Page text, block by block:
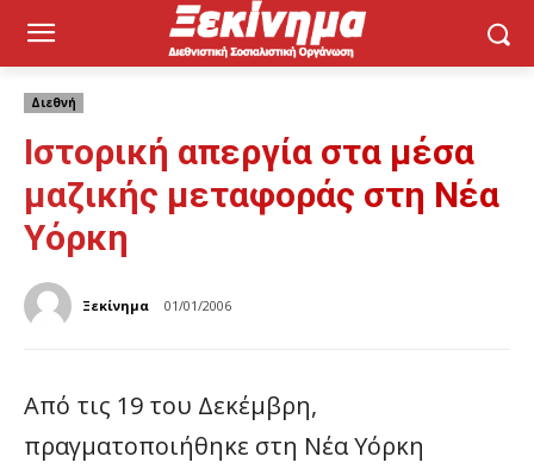
Διεθνή
Ιστορική απεργία στα μέσα
μαζικής μεταφοράς στη Νέα
Υόρκη
Ξεκίνημα 01/01/2006
Από τις 19 του Δεκέμβρη,
πραγματοποιήθηκε στη Νέα Υόρκη